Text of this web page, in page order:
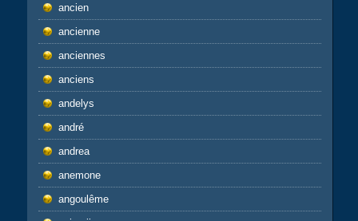
ancien
ancienne
anciennes
anciens
andelys
andré
andrea
anemone
angoulême